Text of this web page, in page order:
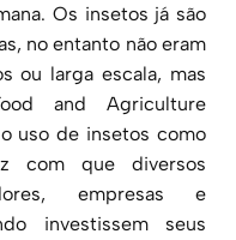
Os insetos já são
no entanto não eram
ou larga escala, mas
and Agriculture
uso de insetos como
com que diversos
empresas e
investissem seus